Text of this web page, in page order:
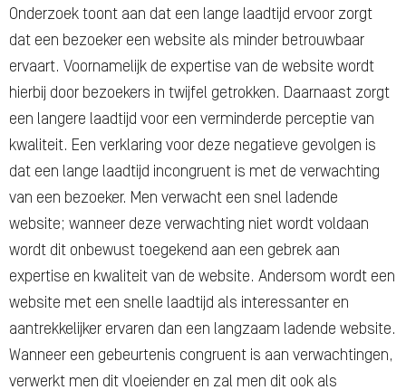
Onderzoek toont aan dat een lange laadtijd ervoor zorgt
dat een bezoeker een website als minder betrouwbaar
ervaart. Voornamelijk de expertise van de website wordt
hierbij door bezoekers in twijfel getrokken. Daarnaast zorgt
een langere laadtijd voor een verminderde perceptie van
kwaliteit. Een verklaring voor deze negatieve gevolgen is
dat een lange laadtijd incongruent is met de verwachting
van een bezoeker. Men verwacht een snel ladende
website; wanneer deze verwachting niet wordt voldaan
wordt dit onbewust toegekend aan een gebrek aan
expertise en kwaliteit van de website. Andersom wordt een
website met een snelle laadtijd als interessanter en
aantrekkelijker ervaren dan een langzaam ladende website.
Wanneer een gebeurtenis congruent is aan verwachtingen,
verwerkt men dit vloeiender en zal men dit ook als